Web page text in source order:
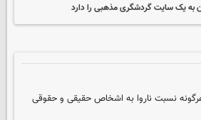
به یک سایت گردشگری مذهبی را دارد
نسبت ناروا به اشخاص حقیقی و حقوقی